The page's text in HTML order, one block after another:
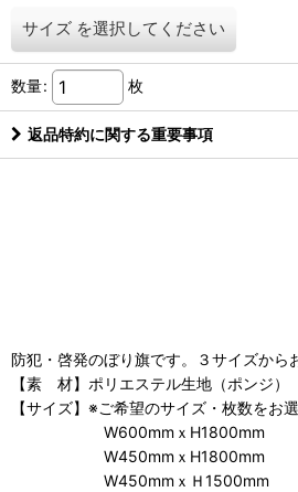
サイズ を選択してください
数量: 枚
返品特約に関する重要事項
防犯・啓発のぼり旗です。３サイズから
【素 材】ポリエステル生地（ポンジ）
【サイズ】※ご希望のサイズ・枚
W600mmｘ
W450mmｘH1800mm
W450mmｘＨ1500mm